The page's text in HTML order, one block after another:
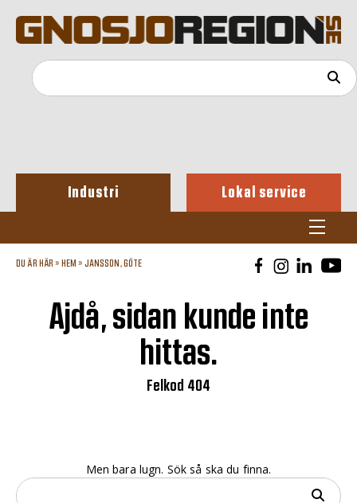
Industri Lokal service
DU ÄR HÄR » HEM » JANSSON, GÖTE
Ajdå, sidan kunde inte
hittas.
Felkod 404
Men bara lugn. Sök så ska du finna.